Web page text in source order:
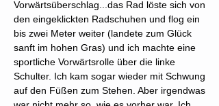
Vorwärtsüberschlag...das Rad löste sich von
den eingeklickten Radschuhen und flog ein
bis zwei Meter weiter (landete zum Glück
sanft im hohen Gras) und ich machte eine
sportliche Vorwärtsrolle über die linke
Schulter. Ich kam sogar wieder mit Schwung
auf den Füßen zum Stehen. Aber irgendwas